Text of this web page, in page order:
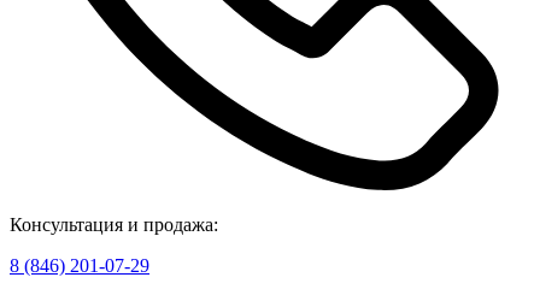
Консультация и продажа:
8 (846) 201-07-29